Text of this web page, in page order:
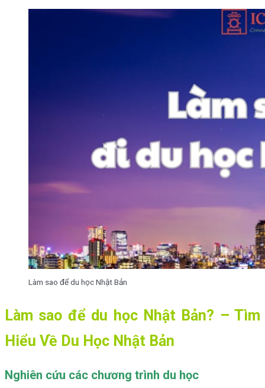
Làm sao để du học Nhật Bản
Làm sao để du học Nhật Bản? – Tìm
Hiểu Về Du Học Nhật Bản
Nghiên cứu các chương trình du học